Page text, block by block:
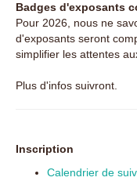
Badges d'exposants
Pour 2026, nous ne
d'exposants seront
simplifier les attentes
Plus d'infos suivront.
Inscription
Calendrier de